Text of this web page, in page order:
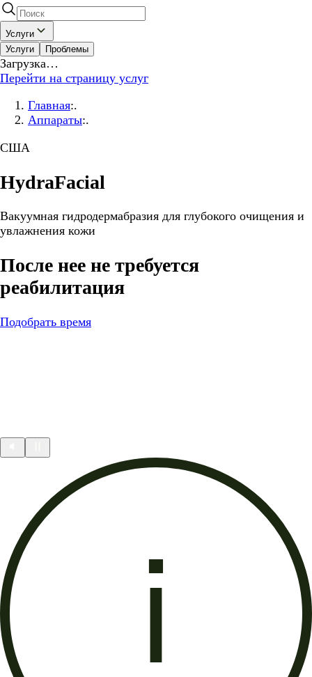
Услуги
Услуги
Проблемы
Загрузка…
Перейти на страницу услуг
Главная:.
Аппараты:.
США
HydraFacial
Вакуумная гидродермабразия для глубокого очищения и
увлажнения кожи
После нее не требуется
реабилитация
Подобрать время